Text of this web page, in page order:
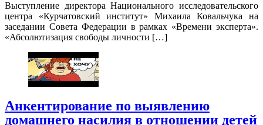
Выступление директора Национального исследовательского
центра «Курчатовский институт» Михаила Ковальчука на
заседании Совета Федерации в рамках «Времени эксперта».
«Абсолютизация свободы личности […]
Анкентирование по выявлению
домашнего насилия в отношении детей